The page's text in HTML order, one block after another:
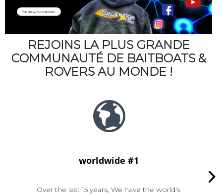
REJOINS LA PLUS GRANDE
COMMUNAUTÉ DE BAITBOATS &
ROVERS AU MONDE !
worldwide #1
Over the last 15 years, We have the world's